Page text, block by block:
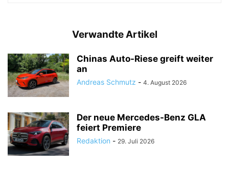
Verwandte Artikel
Chinas Auto-Riese greift weiter
an
Andreas Schmutz - 4. August 2026
Der neue Mercedes-Benz GLA
feiert Premiere
Redaktion - 29. Juli 2026